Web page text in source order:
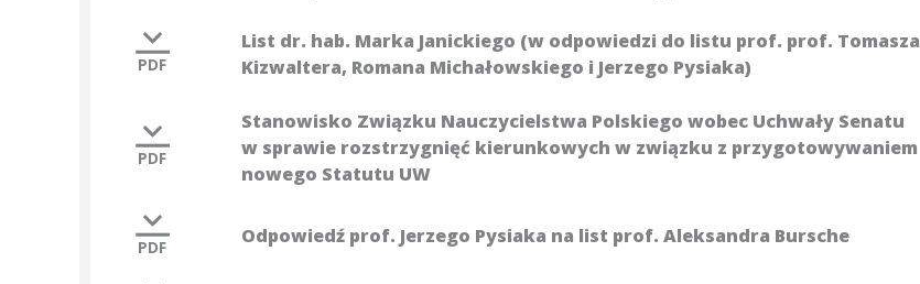
PDF
List dr. hab. Marka Janickiego (w odpowiedzi do listu prof. prof. Tomasza
Kizwaltera, Romana Michałowskiego i Jerzego Pysiaka)
PDF
Stanowisko Związku Nauczycielstwa Polskiego wobec Uchwały Senatu
w sprawie rozstrzygnięć kierunkowych w związku z przygotowywaniem
nowego Statutu UW
PDF Odpowiedź prof. Jerzego Pysiaka na list prof. Aleksandra Bursche